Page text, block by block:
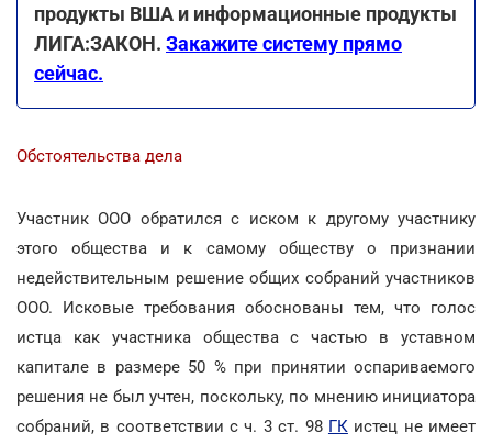
продукты ВША и информационные продукты
ЛИГА:ЗАКОН. Закажите систему прямо
сейчас.
Обстоятельства дела
Участник ООО обратился с иском к другому участнику
этого общества и к самому обществу о признании
недействительным решение общих собраний участников
ООО. Исковые требования обоснованы тем, что голос
истца как участника общества с частью в уставном
капитале в размере 50 % при принятии оспариваемого
решения не был учтен, поскольку, по мнению инициатора
собраний, в соответствии с ч. 3 ст. 98 ГКистец не имеет